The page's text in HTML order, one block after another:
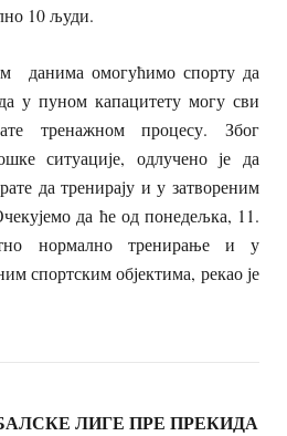
10 људи.
данима омогућимо спорту да
у пуном капацитету могу сви
тренажном процесу. Због
ситуације, одлучено је да
да тренирају и у затвореним
да ће од понедељка, 11.
нормално тренирање и у
спортским објектима, рекао је
ЛИГЕ ПРЕ ПРЕКИДА